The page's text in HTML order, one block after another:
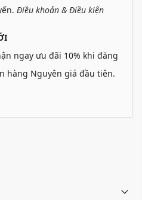
Điều khoản & Điều kiện
ngay ưu đãi 10% khi đăng
hàng Nguyên giá đầu tiên.